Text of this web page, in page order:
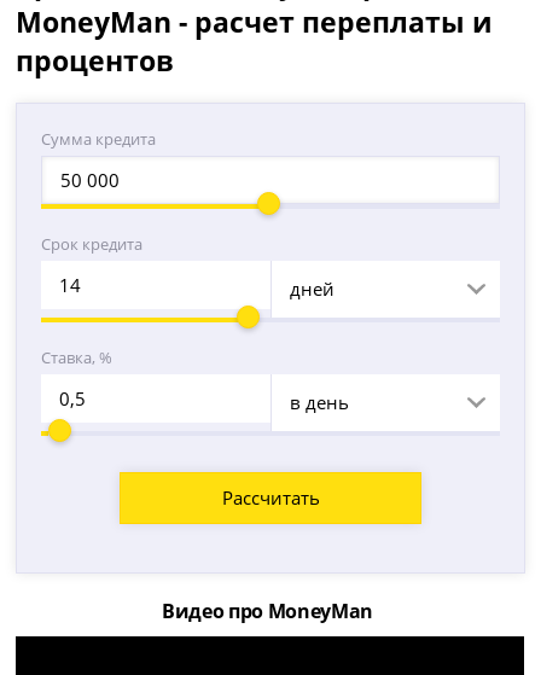
MoneyMan - расчет переплаты и
процентов
Сумма кредита
Срок кредита
дней
Ставка, %
в день
Рассчитать
Видео про MoneyMan